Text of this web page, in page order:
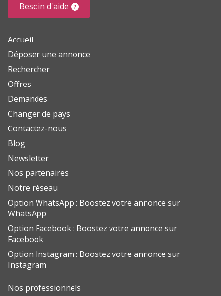
Besoin d'aide
Accueil
Déposer une annonce
Rechercher
Offres
Demandes
Changer de pays
Contactez-nous
Blog
Newsletter
Nos partenaires
Notre réseau
Option WhatsApp : Boostez votre annonce sur
WhatsApp
Option Facebook : Boostez votre annonce sur
Facebook
Option Instagram : Boostez votre annonce sur
Instagram
Nos professionnels